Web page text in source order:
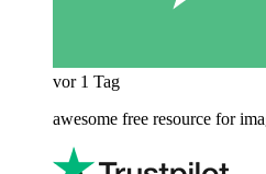
vor 1 Tag
awesome free resource for